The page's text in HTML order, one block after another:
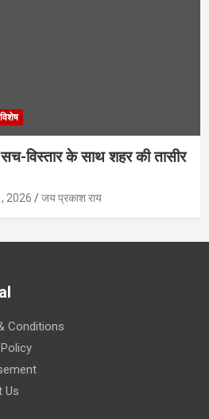
विशेष
विस्तार के साथ शहर की तासीर
2026 जय प्रकाश राय
Conditions
Us